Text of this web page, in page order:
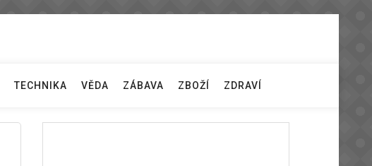
TECHNIKA VĚDA ZÁBAVA ZBOŽÍ ZDRAVÍ